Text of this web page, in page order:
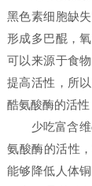
黑色素细胞缺
形成多巴醌，
可以来源于食
提高活性，所
酷氨酸酶的活性
少吃富含维c
氨酸酶的活性
能够降低人体